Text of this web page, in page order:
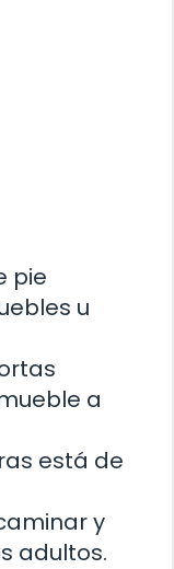
pie
u
a
está de
y
adultos.